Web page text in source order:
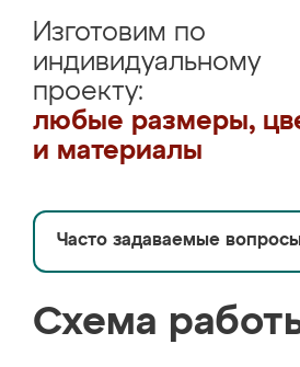
Изготовим по
индивидуальному
проекту:
любые размеры,
и материалы
Часто задаваемые вопросы
Схема